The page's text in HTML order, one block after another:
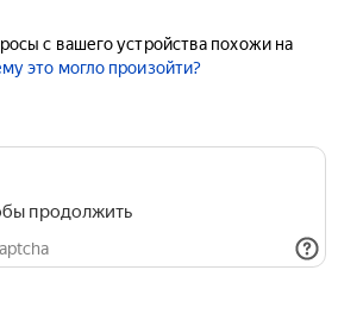
с вашего устройства похожи на
это могло произойти?
продолжить